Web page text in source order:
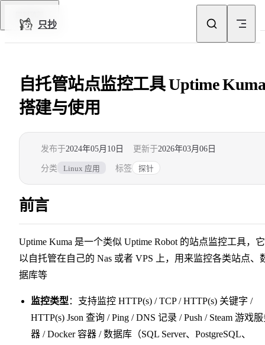
只抄
自托管站点监控工具 Uptime
搭建与使用
发布于2024年05月10日 更新于2026年03月06日
分类 Linux 应用 标签 探针
前言
Uptime Kuma 是一个类似 Uptime Robot 的站点监控工具，
以自托管在自己的 Nas 或者 VPS 上，用来监控各类站点、
据库等
监控类型 ：支持监控 HTTP(s) / TCP / HTTP(s) 关键字 /
HTTP(s) Json 查询 / Ping / DNS 记录 / Push / Steam 游戏
器 / Docker 容器 / 数据库（SQL Server、PostgreSQL、